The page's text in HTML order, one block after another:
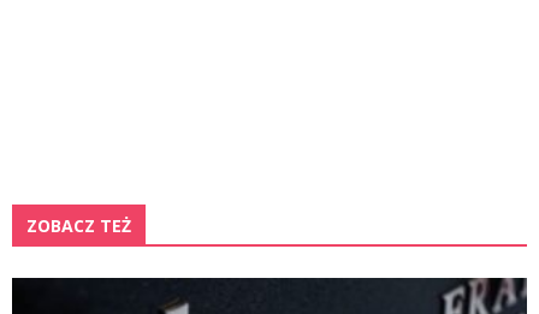
ZOBACZ TEŻ